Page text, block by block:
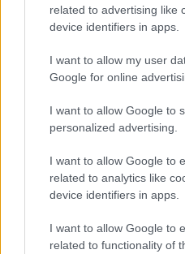
related to advertising like
device identifiers in apps.
I want to allow my user
Google for online
I want to allow Google to
personalized advertising.
I want to allow Google to
related to analytics like
device identifiers in apps.
I want to allow Google to
related to functionality of